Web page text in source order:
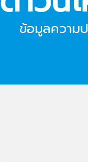
ข้อมูลความ